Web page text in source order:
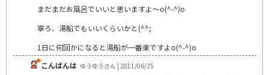
まだまだお風呂でいいと思いますよ～o(^-^)o
寧ろ、湯船でもいいくらいかと(^^;
1日に何回かになると湯船が一番楽ですよo(^-^)o
こんばんは ゆうゆうさん | 2011/06/25